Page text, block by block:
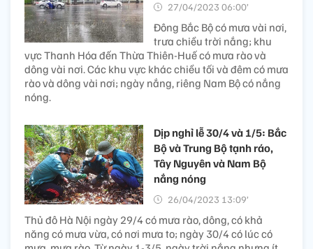
27/04/2023 06:00’
Đông Bắc Bộ có mưa vài nơi,
trưa chiều trời nắng; khu
vực Thanh Hóa đến Thừa Thiên-Huế có mưa rào và
dông vài nơi. Các khu vực khác chiều tối và đêm có mưa
rào và dông vài nơi; ngày nắng, riêng Nam Bộ có nắng
nóng.
Dịp nghỉ lễ 30/4 và 1/5: Bắc
Bộ và Trung Bộ tạnh ráo,
Tây Nguyên và Nam Bộ
nắng nóng
26/04/2023 13:09’
Thủ đô Hà Nội ngày 29/4 có mưa rào, dông, có khả
năng có mưa vừa, có nơi mưa to; ngày 30/4 có lúc có